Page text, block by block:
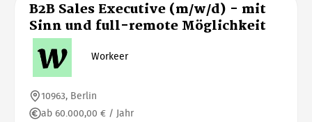
B2B Sales Executive (m/w/d) - mit
Sinn und full-remote Möglichkeit
Workeer
10963, Berlin
ab 60.000,00 € / Jahr